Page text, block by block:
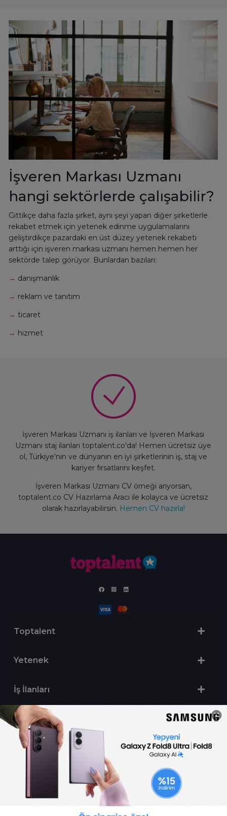
İşveren Markası Uzmanı
hangi sektörlerde çalışabilir?
Gittikçe daha fazla şirket, aynı şeyi yapan diğer şirketlerle
rekabet etmek için yetenek edinme uygulamalarını
geliştirdikçe pazardaki en üst düzey yetenek rekabeti
arttığı için işveren markası uzmanı hemen hemen her
sektörde talep görüyor. Bunlardan bazıları:
→ danışmanlık
→ reklam ve tanıtım
→ ticaret
→ hizmet
İşveren Markası Uzmanı iş ilanları ve İşveren Markası
Uzmanı staj ilanları toptalent.co'da! Hemen ücretsiz üye
ol, Türkiye'nin ve dünyanın en iyi şirketlerinin iş, staj ve
kariyer fırsatlarını keşfet.
İşveren Markası Uzmanı CV örneği arıyorsan,
toptalent.co CV Hazırlama Aracı ile kolayca ve ücretsiz
olarak hazırlayabilirsin. Hemen CV hazırla!
Toptalent
Yetenek
İş İlanları
Sertifika Programları
Yetenek Testleri